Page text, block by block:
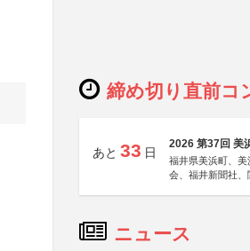
締め切り直前コ
あと 33 日
2026 第37回 美
福井県美浜町、美
会、福井新聞社、
ニュース